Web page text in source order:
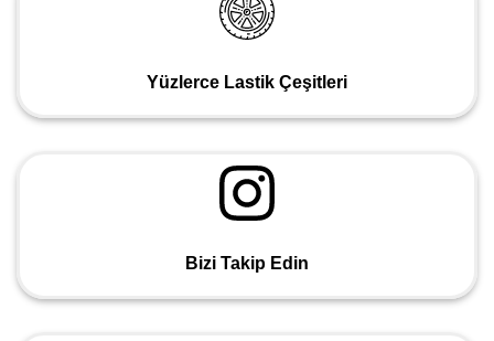
Yüzlerce Lastik Çeşitleri
Bizi Takip Edin